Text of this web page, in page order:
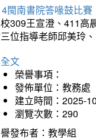
閩南書院答喙鼓比賽
309王宣澄、411高
位指導老師邱美玲
文
榮譽事項：
發佈單位：教務處
建立時間：2025-
瀏覽次數：290
發布者：教學組